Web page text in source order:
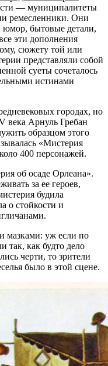
— муниципалитеты
ремесленники. Они
юмор, бытовые детали,
эти дополнения
сюжету той или
представляли собой
суеты сочеталось
истинами
городах, но
века Арнуль Гребан
образцом этого
«Мистерия
400 персонажей.
об осаде Орлеана».
за ее героев,
будила
о стойкости и
мазками: уж если по
так, как будто дело
черти, то зрители
было в этой сцене.